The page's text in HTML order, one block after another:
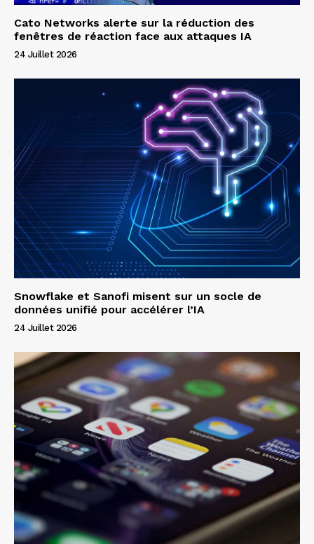
Cato Networks alerte sur la réduction des
fenêtres de réaction face aux attaques IA
24 Juillet 2026
Snowflake et Sanofi misent sur un socle de
données unifié pour accélérer l’IA
24 Juillet 2026